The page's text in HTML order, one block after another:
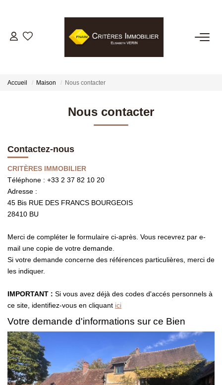
LOCATIONS
GESTION LOCATIVE
BIENS VENDUS
NOTRE AGENCE
Notre Équipe
EXTRANET
Accueil Maison Nous contacter
Nous contacter
Contactez-nous
CRITÈRES IMMOBILIER
Téléphone : +33 2 37 82 10 20
Adresse :
45 Bis RUE DES FRANCS BOURGEOIS
28410 BU
Merci de compléter le formulaire ci-après. Vous recevrez par e-
mail une copie de votre demande.
Si votre demande concerne des références particulières, merci de
les indiquer.
IMPORTANT : Si vous avez déjà des codes d'accés personnels à
ce site, identifiez-vous en cliquant ici
Votre demande d'informations sur ce Bien